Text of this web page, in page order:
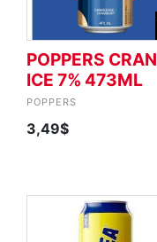
POPPERS CRAN
ICE 7% 473ML
POPPERS
3,49$